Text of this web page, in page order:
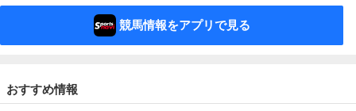
競馬情報をアプリで見る
おすすめ情報